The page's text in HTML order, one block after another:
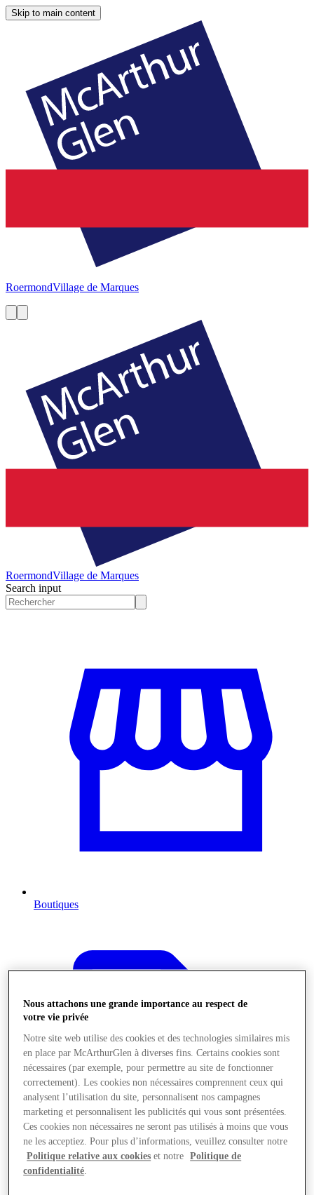
Skip to main content
RoermondVillage de Marques
RoermondVillage de Marques
Search input
Boutiques
Nous attachons une grande importance au respect de
votre vie privée
Notre site web utilise des cookies et des technologies similaires mis
en place par McArthurGlen à diverses fins. Certains cookies sont
nécessaires (par exemple, pour permettre au site de fonctionner
correctement). Les cookies non nécessaires comprennent ceux qui
analysent l’utilisation du site, personnalisent nos campagnes
marketing et personnalisent les publicités qui vous sont présentées.
Ces cookies non nécessaires ne seront pas utilisés à moins que vous
ne les acceptiez. Pour plus d’informations, veuillez consulter notre
Politique relative aux cookies et notre
Politique de
confidentialité